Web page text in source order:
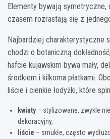
Elementy bywają symetryczne,
czasem rozrastają się z
Najbardziej charakterystyczne
chodzi o botaniczną
hafcie kujawskim bywa mały,
środkiem i kilkoma płatkami.
liście i cienkie łodyżki, które
kwiaty– stylizowane, zwykle
dekoracyjny,
liście – smukłe, często